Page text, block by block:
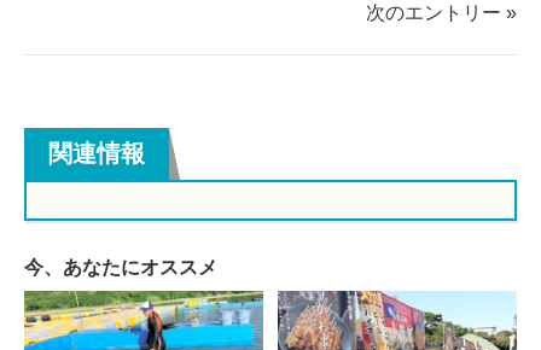
次のエントリー »
関連情報
今、あなたにオススメ